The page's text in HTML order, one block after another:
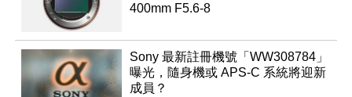
400mm F5.6-8
Sony 最新註冊機號「WW308784」
曝光，隨身機或 APS-C 系統將迎新
成員？